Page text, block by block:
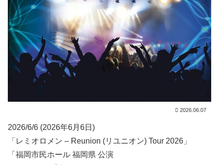
2026.06.07
2026/6/6 (2026年6月6日)
「レミオロメン – Reunion (リユニオン) Tour 2026」
「福岡市民ホール 福岡県 公演